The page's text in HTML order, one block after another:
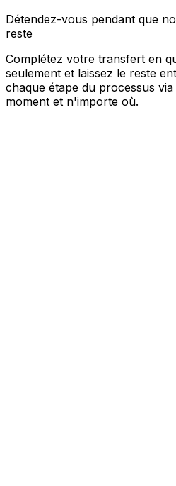
Détendez-vous pendant que
reste
Complétez votre transfert en
seulement et laissez le reste
chaque étape du processus
moment et n'importe où.